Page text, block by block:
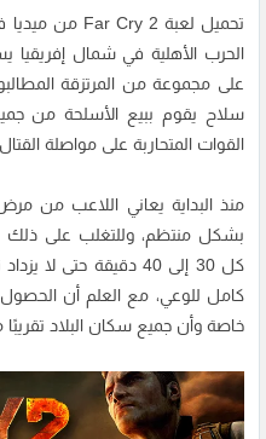
على مجموعة من المرتزقة
سلاح يقوم ببيع الأسلحة من جميع
القوات المتحاربة على مواصلة القتال.
منذ البداية يعاني اللاعب من
بشكل منتظم، وللتغلب على ذلك
كل 30 إلى 40 دقيقة
كامل للوعي، مع العلم أن الحصول
خاصة وأن جميع سكان البلاد تقريبًا